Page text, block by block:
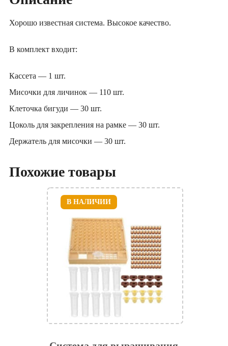
Хорошо известная система. Высокое качество.
В комплект входит:
Кассета — 1 шт.
Мисочки для личинок — 110 шт.
Клеточка бигуди — 30 шт.
Цоколь для закрепления на рамке — 30 шт.
Держатель для мисочки — 30 шт.
Похожие товары
В НАЛИЧИИ